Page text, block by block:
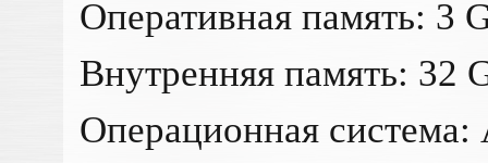
Оперативная память: 3
Внутренняя память: 32
Операционная